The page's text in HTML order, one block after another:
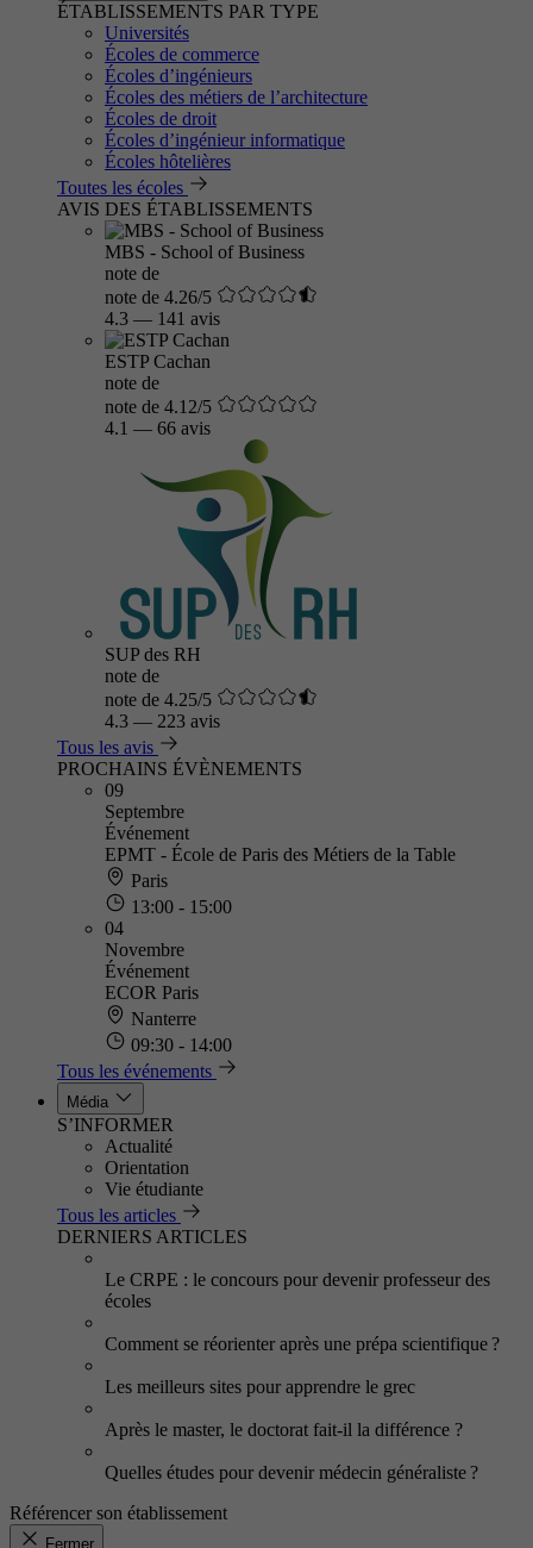
ÉTABLISSEMENTS PAR TYPE
Universités
Écoles de commerce
Écoles d’ingénieurs
Écoles des métiers de l’architecture
Écoles de droit
Écoles d’ingénieur informatique
Écoles hôtelières
Toutes les écoles
AVIS DES ÉTABLISSEMENTS
MBS - School of Business
note de
note de 4.26/5
4.3 — 141 avis
ESTP Cachan
note de
note de 4.12/5
4.1 — 66 avis
SUP des RH
note de
note de 4.25/5
4.3 — 223 avis
Tous les avis
PROCHAINS ÉVÈNEMENTS
09
Septembre
Événement
EPMT - École de Paris des Métiers de la Table
Paris
13:00 - 15:00
04
Novembre
Événement
ECOR Paris
Nanterre
09:30 - 14:00
Tous les événements
Média
S’INFORMER
Actualité
Orientation
Vie étudiante
Tous les articles
DERNIERS ARTICLES
Le CRPE : le concours pour devenir professeur des
écoles
Comment se réorienter après une prépa scientifique ?
Les meilleurs sites pour apprendre le grec
Après le master, le doctorat fait-il la différence ?
Quelles études pour devenir médecin généraliste ?
Référencer son établissement
Fermer